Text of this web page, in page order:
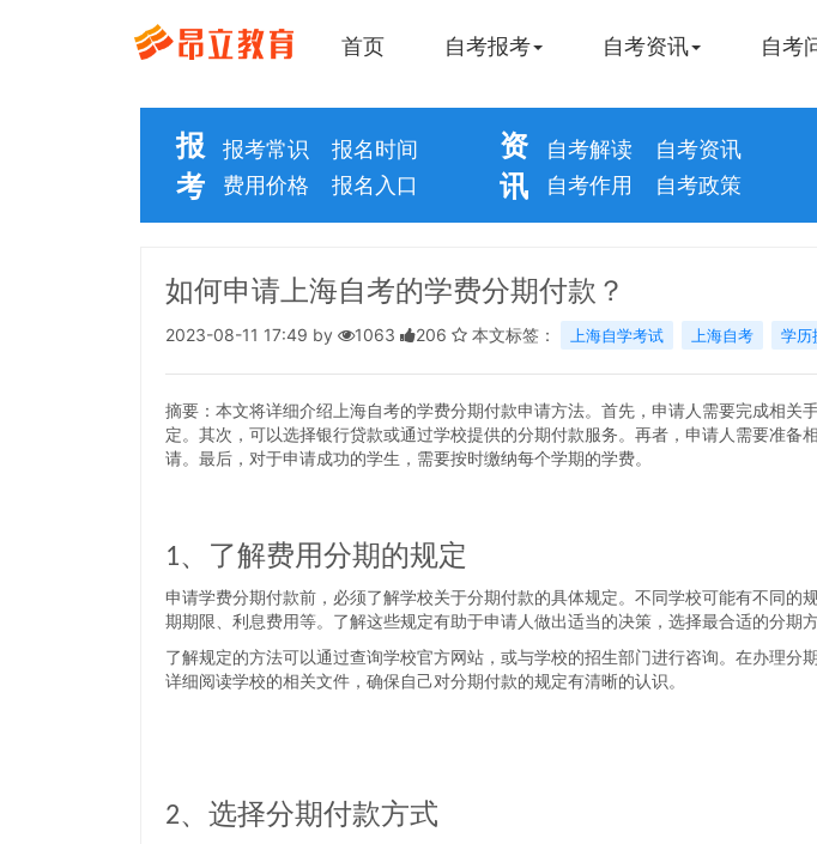
首页 自考报考 自考资讯 自考
报
考
报考常识
报名时间
费用价格
报名入口
资
讯
自考解读
自考资讯
自考作用
自考政策
如何申请上海自考的学费分期付款？
2023-08-11 17:49 by 1063 206 本文标签： 上海自学考试 上海自考 学历
摘要：本文将详细介绍上海自考的学费分期付款申请方法。首先，申请人需要完成相关
定。其次，可以选择银行贷款或通过学校提供的分期付款服务。再者，申请人需要准备
请。最后，对于申请成功的学生，需要按时缴纳每个学期的学费。
1、了解费用分期的规定
申请学费分期付款前，必须了解学校关于分期付款的具体规定。不同学校可能有不同的
期期限、利息费用等。了解这些规定有助于申请人做出适当的决策，选择最合适的分期方
了解规定的方法可以通过查询学校官方网站，或与学校的招生部门进行咨询。在办理分
详细阅读学校的相关文件，确保自己对分期付款的规定有清晰的认识。
2、选择分期付款方式